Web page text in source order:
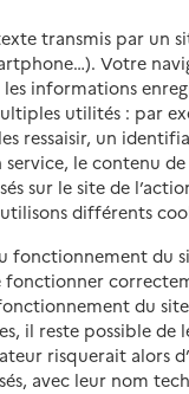
transmis par un
Votre
informations
utilités : par
ressaisir, un
le contenu
sur le site de
différents
fonctionnement du
fonctionner
du
il reste possible
risquerait alors
avec leur nom